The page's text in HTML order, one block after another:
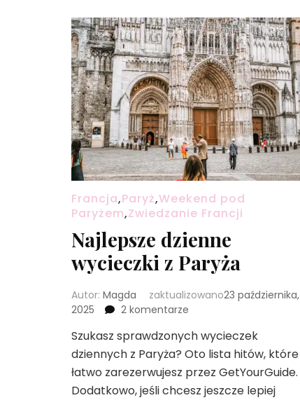
Francja,Paryż,Weekend pod
Paryżem,Zwiedzanie Francji
Najlepsze dzienne
wycieczki z Paryża
Autor: Magda zaktualizowano23 października,
2025
2 komentarze
dzienne
wycieczki
z
Paryża
Szukasz sprawdzonych wycieczek
dziennych z Paryża? Oto lista hitów, które
łatwo zarezerwujesz przez GetYourGuide.
Dodatkowo, jeśli chcesz jeszcze lepiej